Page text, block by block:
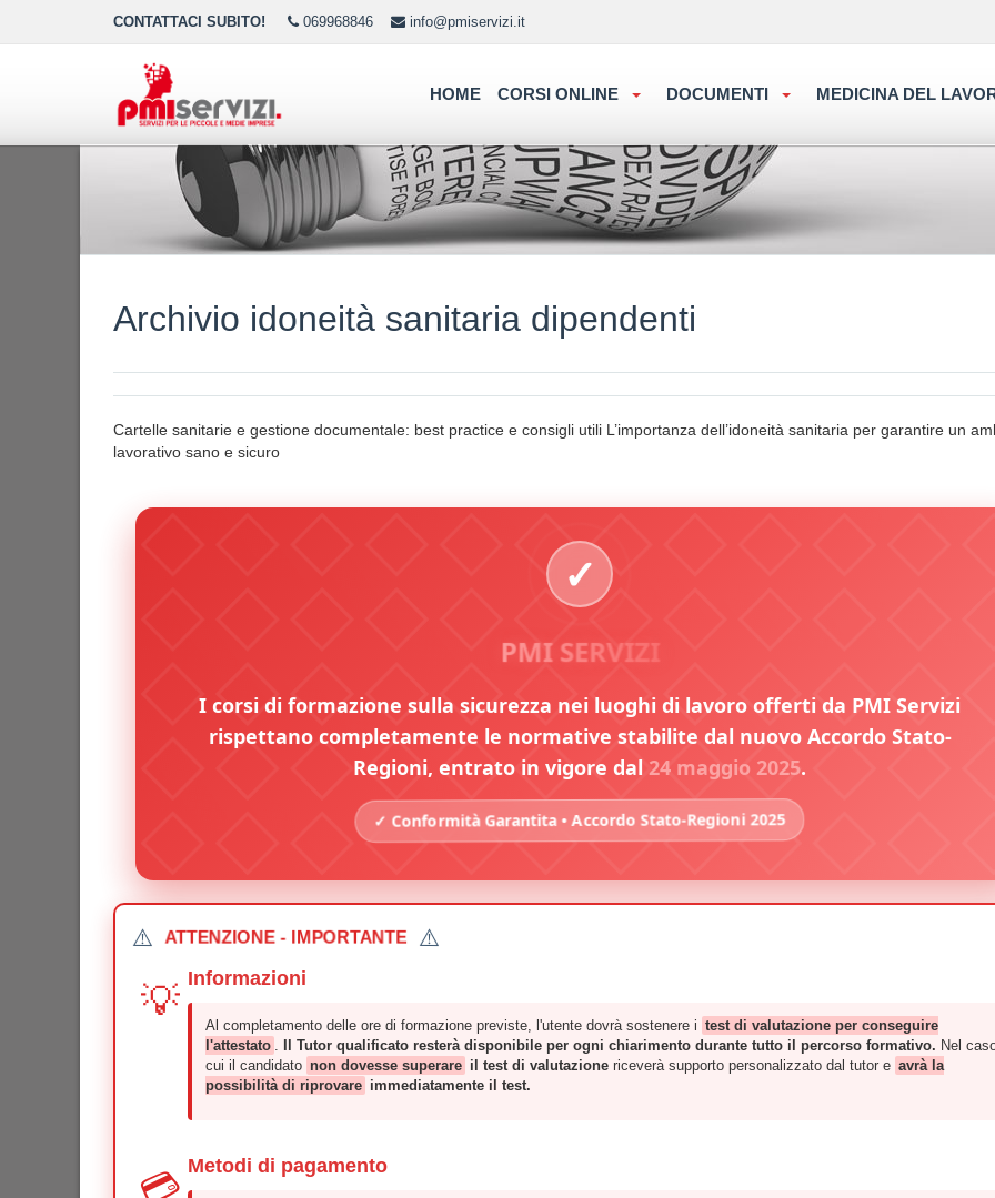
CONTATTACI SUBITO! 069968846 info@pmiservizi.it
HOME CORSI ONLINE DOCUMENTI MEDICINA DEL
Archivio idoneità sanitaria dipendenti
Cartelle sanitarie e gestione documentale: best practice e consigli utili L’importanza dell’idoneità sanitaria per garantire un
lavorativo sano e sicuro
PMI SERVIZI
I corsi di formazione sulla sicurezza nei luoghi di lavoro offerti da PMI Servizi
rispettano completamente le normative stabilite dal nuovo Accordo Stato-
Regioni, entrato in vigore dal 24 maggio 2025.
✓ Conformità Garantita • Accordo Stato-Regioni 2025
⚠️ ATTENZIONE - IMPORTANTE ⚠️
💡 Informazioni
Al completamento delle ore di formazione previste, l'utente dovrà sostenere i test di valutazione per conseguire
l'attestato . Il Tutor qualificato resterà disponibile per ogni chiarimento durante tutto il percorso formativo. Nel
cui il candidato non dovesse superare il test di valutazione riceverà supporto personalizzato dal tutor e avrà la
possibilità di riprovare immediatamente il test.
💳
Metodi di pagamento